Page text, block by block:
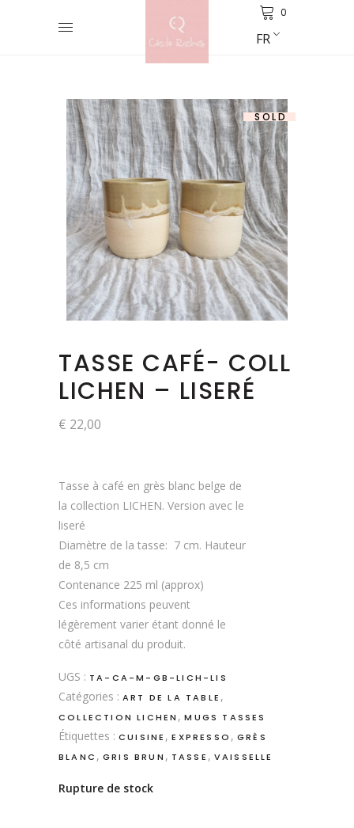
0
FR
SOLD
TASSE CAFÉ- COLL
LICHEN – LISERÉ
€ 22,00
Tasse à café en grès blanc belge de
la collection LICHEN. Version avec le
liseré
Diamètre de la tasse: 7 cm. Hauteur
de 8,5 cm
Contenance 225 ml (approx)
Ces informations peuvent
légèrement varier étant donné le
côté artisanal du produit.
UGS : TA-CA-M-GB-LICH-LIS
Catégories : ART DE LA TABLE ,
COLLECTION LICHEN ,MUGS TASSES
Étiquettes : CUISINE ,EXPRESSO ,GRÈS
BLANC , GRIS BRUN , TASSE , VAISSELLE
Rupture de stock